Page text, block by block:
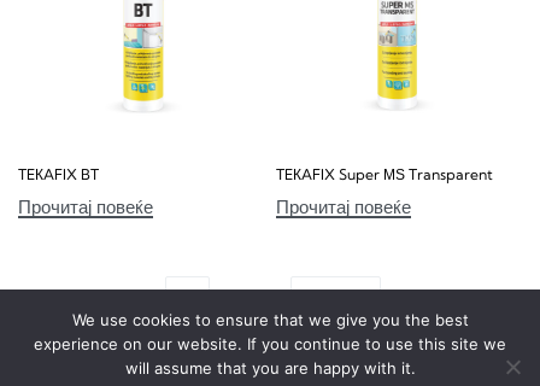
TEКAFIX BT
Прочитај повеќе
TEКAFIX Super МЅ Transparent
Прочитај повеќе
We use cookies to ensure that we give you the best
experience on our website. If you continue to use this site we
will assume that you are happy with it.